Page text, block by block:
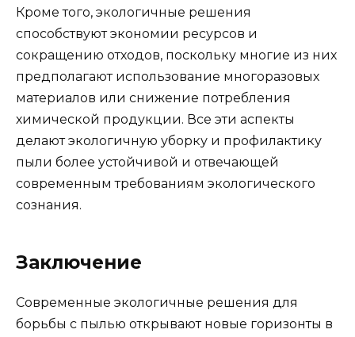
Кроме того, экологичные решения
способствуют экономии ресурсов и
сокращению отходов, поскольку многие из них
предполагают использование многоразовых
материалов или снижение потребления
химической продукции. Все эти аспекты
делают экологичную уборку и профилактику
пыли более устойчивой и отвечающей
современным требованиям экологического
сознания.
Заключение
Современные экологичные решения для
борьбы с пылью открывают новые горизонты в